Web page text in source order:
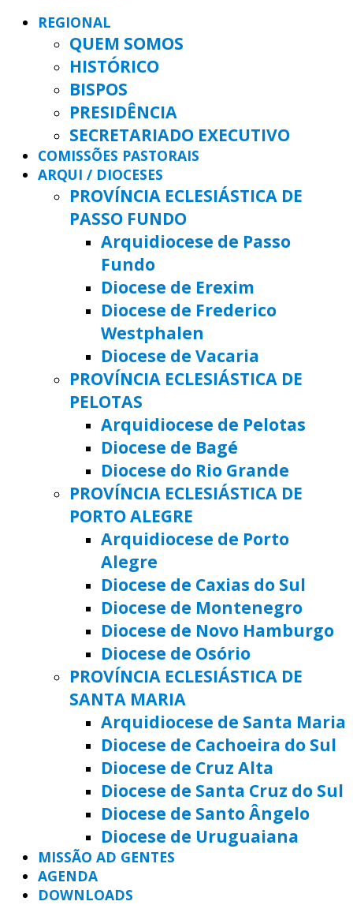
REGIONAL
QUEM SOMOS
HISTÓRICO
BISPOS
PRESIDÊNCIA
SECRETARIADO EXECUTIVO
COMISSÕES PASTORAIS
ARQUI / DIOCESES
PROVÍNCIA ECLESIÁSTICA DE
PASSO FUNDO
Arquidiocese de Passo
Fundo
Diocese de Erexim
Diocese de Frederico
Westphalen
Diocese de Vacaria
PROVÍNCIA ECLESIÁSTICA DE
PELOTAS
Arquidiocese de Pelotas
Diocese de Bagé
Diocese do Rio Grande
PROVÍNCIA ECLESIÁSTICA DE
PORTO ALEGRE
Arquidiocese de Porto
Alegre
Diocese de Caxias do Sul
Diocese de Montenegro
Diocese de Novo Hamburgo
Diocese de Osório
PROVÍNCIA ECLESIÁSTICA DE
SANTA MARIA
Arquidiocese de Santa Maria
Diocese de Cachoeira do Sul
Diocese de Cruz Alta
Diocese de Santa Cruz do Sul
Diocese de Santo Ângelo
Diocese de Uruguaiana
MISSÃO AD GENTES
AGENDA
DOWNLOADS